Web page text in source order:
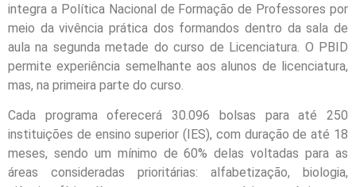
integra a Política Nacional de Formação de Professores por
meio da vivência prática dos formandos dentro da sala de
aula na segunda metade do curso de Licenciatura. O PBID
permite experiência semelhante aos alunos de licenciatura,
mas, na primeira parte do curso.
Cada programa oferecerá 30.096 bolsas para até 250
instituições de ensino superior (IES), com duração de até 18
meses, sendo um mínimo de 60% delas voltadas para as
áreas consideradas prioritárias: alfabetização, biologia,